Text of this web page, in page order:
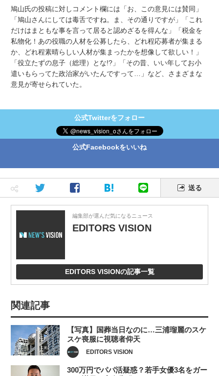
鳩山氏の投稿に対しコメント欄には「お、この意見には賛同」
「鳩山さんにしては毒舌ですね。ま、その通りですが」「これ
だけはまともな事を言って居ると認めざるを得んな」「税金を
私物化！あの役職の人材を公募したら、どれ程応募者が集まる
か、どれ程素晴らしい人材が集まったかを想像して欲しい！」
「役立たずの息子（総理）とな!?」「その昔、いい年してお小
遣いもらってた政治家がいたんですって…」など、さまざまな
意見が寄せられていた。
公式Twitterをフォロー
公式Facebookをいいね
送る
編集部が選んだ気になるニュース
EDITORS VISION
EDITORS VISIONの記事一覧
関連記事
【写真】国葬当日なのに…三浦瑠麗のスケ
スケ喪服に視聴者仰天
EDITORS VISION
300万円でパパ活疑惑？若手女優3名をガー